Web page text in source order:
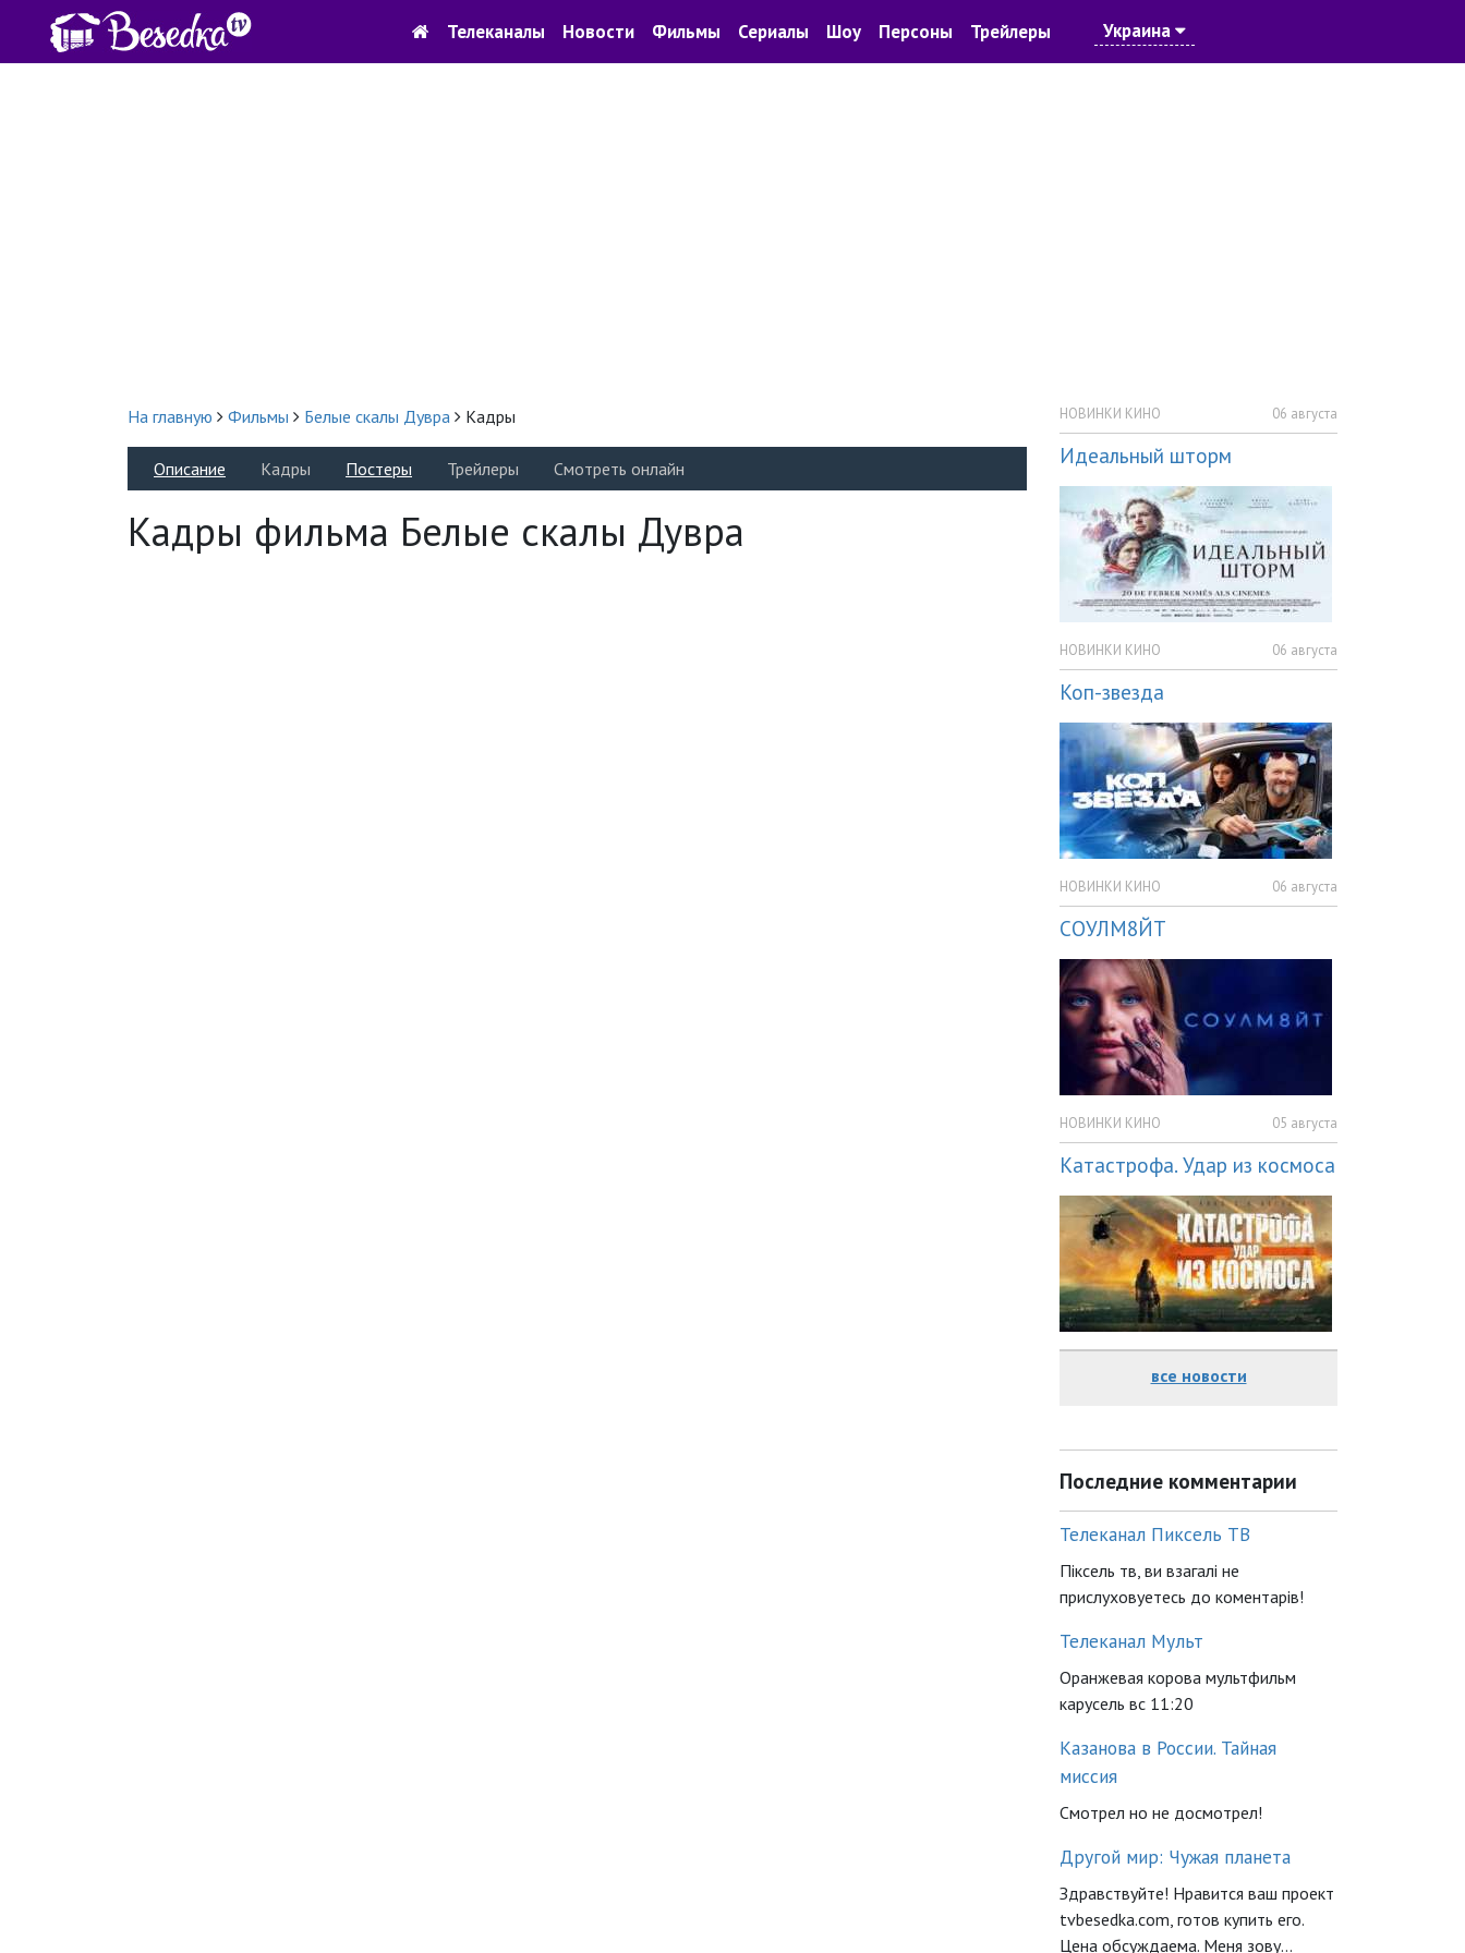
Телеканалы Новости Фильмы Сериалы Шоу Персоны Трейлеры Украина
На главную Фильмы Белые скалы Дувра Кадры
Описание Кадры Постеры Трейлеры Смотреть онлайн
Кадры фильма Белые скалы Дувра
НОВИНКИ КИНО 06 августа
Идеальный шторм
НОВИНКИ КИНО 06 августа
Коп-звезда
НОВИНКИ КИНО 06 августа
СОУЛМ8ЙТ
НОВИНКИ КИНО 05 августа
Катастрофа. Удар из космоса
все новости
Последние комментарии
Телеканал Пиксель ТВ
Піксель тв, ви взагалі не
прислуховуетесь до коментарів!
Телеканал Мульт
Оранжевая корова мультфильм
карусель вс 11:20
Казанова в России. Тайная
миссия
Смотрел но не досмотрел!
Другой мир: Чужая планета
Здравствуйте! Нравится ваш проект
tvbesedka.com, готов купить его.
Цена обсуждаема. Меня зову...